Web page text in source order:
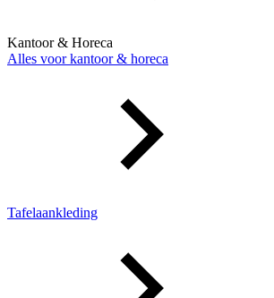
Kantoor & Horeca
Alles voor kantoor & horeca
Tafelaankleding